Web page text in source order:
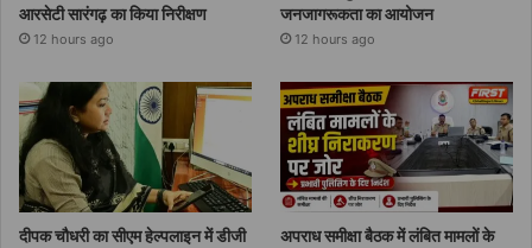
आरसेटी सारंगढ़ का किया निरीक्षण
12 hours ago
जनजागरूकता का आयोजन
12 hours ago
दीपक चौधरी का सीएम हेल्पलाइन में डीजी
अपराध समीक्षा बैठक में लंबित मामलों के